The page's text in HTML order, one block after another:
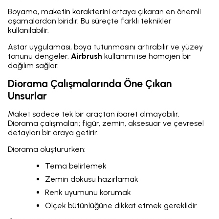
Boyama, maketin karakterini ortaya çıkaran en önemli
aşamalardan biridir. Bu süreçte farklı teknikler
kullanılabilir.
Astar uygulaması, boya tutunmasını artırabilir ve yüzey
tonunu dengeler. Airbrush kullanımı ise homojen bir
dağılım sağlar.
Diorama Çalışmalarında Öne Çıkan
Unsurlar
Maket sadece tek bir araçtan ibaret olmayabilir.
Diorama çalışmaları; figür, zemin, aksesuar ve çevresel
detayları bir araya getirir.
Diorama oluştururken:
Tema belirlemek
Zemin dokusu hazırlamak
Renk uyumunu korumak
Ölçek bütünlüğüne dikkat etmek gereklidir.